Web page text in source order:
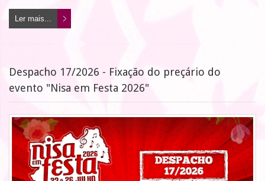
Ler mais...
Despacho 17/2026 - Fixação do preçário do
evento "Nisa em Festa 2026"